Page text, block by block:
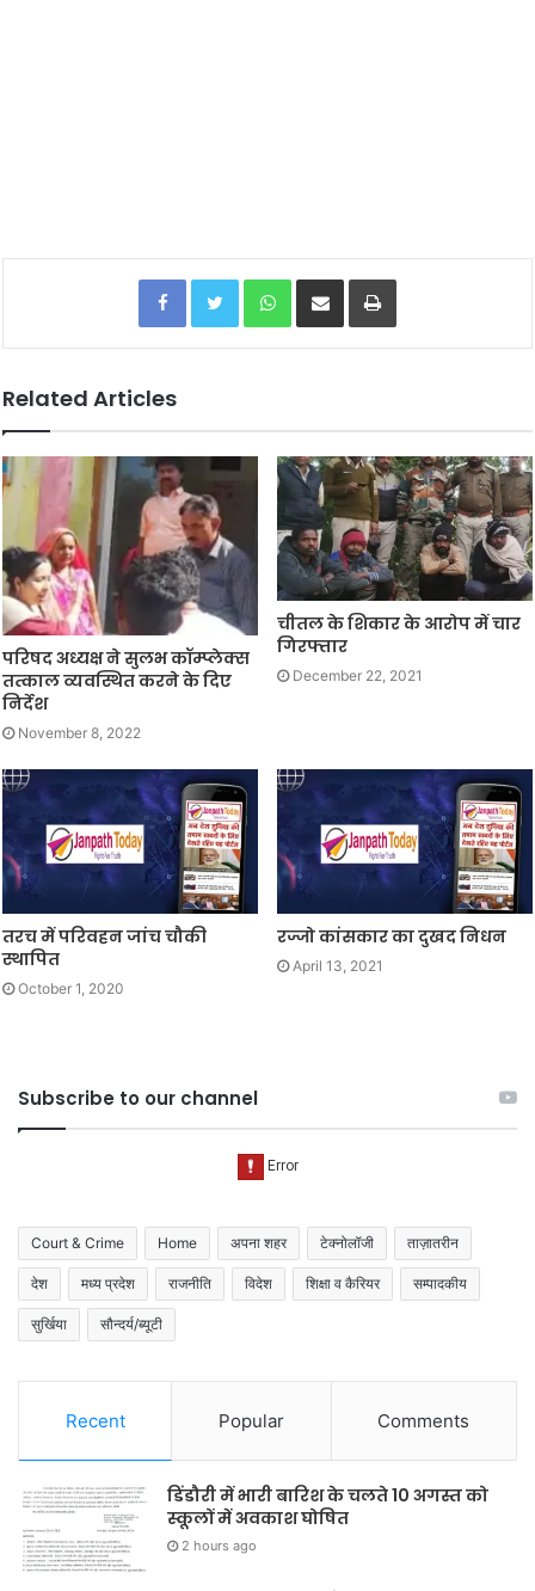
Facebook Twitter WhatsApp
Related Articles
परिषद अध्यक्ष ने सुलभ कॉम्प्लेक्स
तत्काल व्यवस्थित करने के दिए
निर्देश
November 8, 2022
चीतल के शिकार के आरोप में चार
गिरफ्तार
December 22, 2021
तरच में परिवहन जांच चौकी
स्थापित
October 1, 2020
रज्जो कांसकार का दुखद निधन
April 13, 2021
Subscribe to our channel
Court & Crime Home अपना शहर टेक्नोलॉजी ताज़ातरीन
देश मध्य प्रदेश राजनीति विदेश शिक्षा व कैरियर सम्पादकीय
सुर्खिया सौन्दर्य/ब्यूटी
Recent Popular Comments
डिंडौरी में भारी बारिश के चलते 10 अगस्त को
स्कूलों में अवकाश घोषित
2 hours ago